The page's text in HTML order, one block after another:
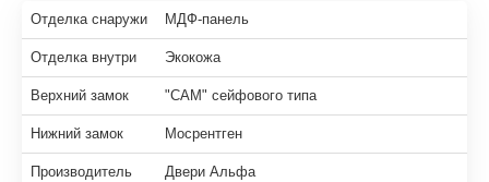
Отделка снаружи МДФ-панель
Отделка внутри Экокожа
Верхний замок "САМ" сейфового типа
Нижний замок Мосрентген
Производитель Двери Альфа